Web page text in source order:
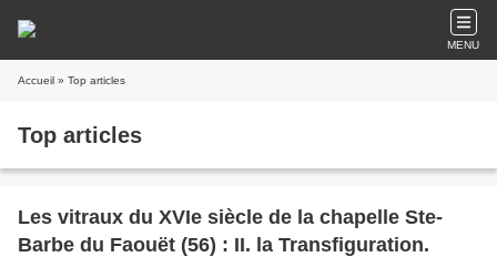
MENU
Accueil » Top articles
Top articles
Les vitraux du XVIe siècle de la chapelle Ste-
Barbe du Faouët (56) : II. la Transfiguration.